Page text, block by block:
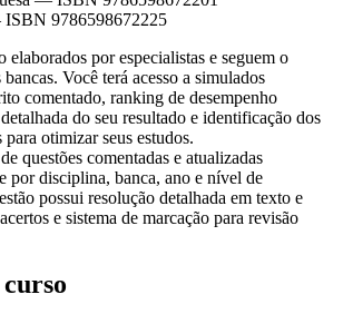
ISBN 9786598672225
elaborados por especialistas e seguem o
Você terá acesso a simulados
comentado, ranking de desempenho
do seu resultado e identificação dos
otimizar seus estudos.
questões comentadas e atualizadas
por disciplina, banca, ano e nível de
possui resolução detalhada em texto e
e sistema de marcação para revisão